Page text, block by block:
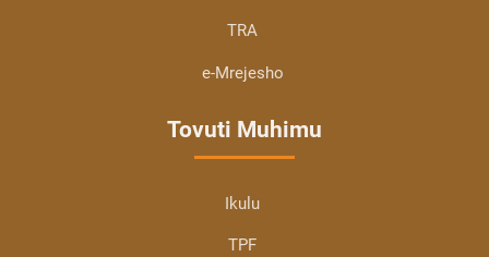
TRA
e-Mrejesho
Tovuti Muhimu
Ikulu
TPF